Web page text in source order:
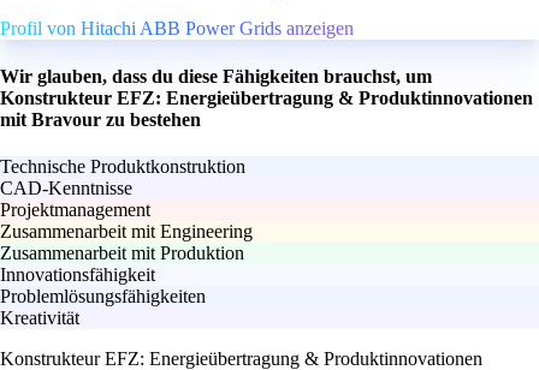
Profil von Hitachi ABB Power Grids anzeigen
Wir glauben, dass du diese Fähigkeiten brauchst, um
Konstrukteur EFZ: Energieübertragung & Produktinnovationen
mit Bravour zu bestehen
Technische Produktkonstruktion
CAD-Kenntnisse
Projektmanagement
Zusammenarbeit mit Engineering
Zusammenarbeit mit Produktion
Innovationsfähigkeit
Problemlösungsfähigkeiten
Kreativität
Konstrukteur EFZ: Energieübertragung & Produktinnovationen